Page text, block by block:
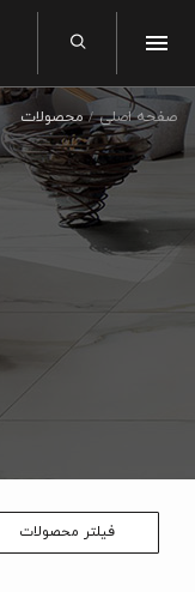
صفحه اصلی محصولات
فیلتر محصولات